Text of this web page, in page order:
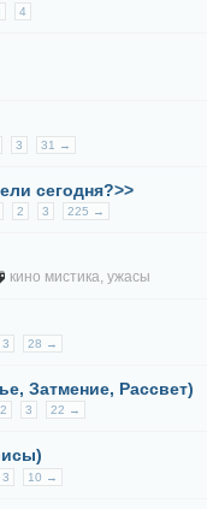
то было так весело
не поймут
работает у есилки,
чуть чуть
работает)))
новым 2022
если девчонки пойдут)
снова играли в клубе)))
4
3 31 →
сегодня?>>
2 3 225 →
кино мистика ужасы
3 28 →
Затмение, Рассвет)
2 3 22 →
3 10 →